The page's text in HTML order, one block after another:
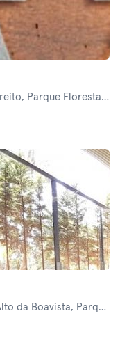
Florestal de Monsanto
Parque Florestal de Monsanto